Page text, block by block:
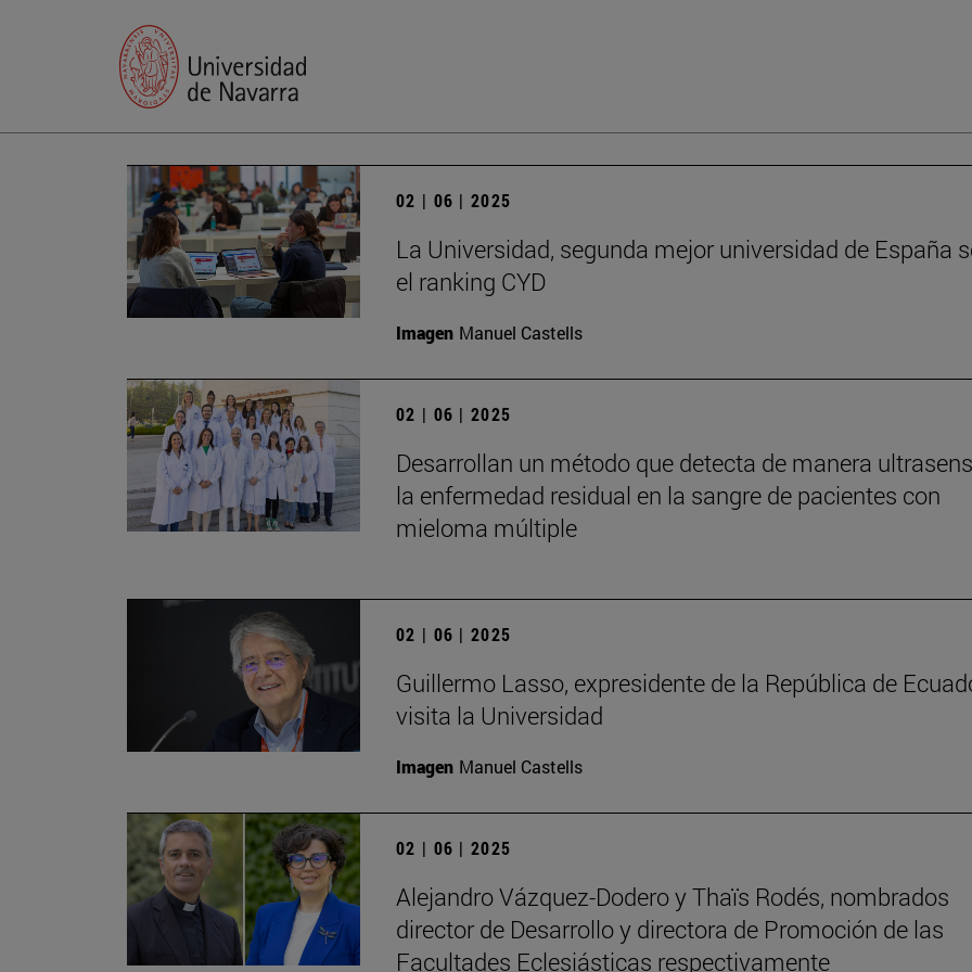
02 | 06 | 2025
La Universidad, segunda mejor universidad de España
el ranking CYD
Imagen Manuel Castells
02 | 06 | 2025
Desarrollan un método que detecta de manera
la enfermedad residual en la sangre de pacientes con
mieloma múltiple
02 | 06 | 2025
Guillermo Lasso, expresidente de la República de
visita la Universidad
Imagen Manuel Castells
02 | 06 | 2025
Alejandro Vázquez-Dodero y Thaïs Rodés, nombrados
director de Desarrollo y directora de Promoción de las
Facultades Eclesiásticas respectivamente